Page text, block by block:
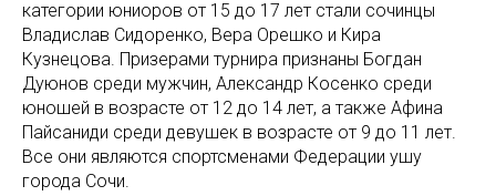
категории юниоров от 15 до 17 лет стали сочинцы
Владислав Сидоренко, Вера Орешко и Кира
Кузнецова. Призерами турнира признаны Богдан
Дуюнов среди мужчин, Александр Косенко среди
юношей в возрасте от 12 до 14 лет, а также Афина
Пайсаниди среди девушек в возрасте от 9 до 11 лет.
Все они являются спортсменами Федерации ушу
города Сочи.